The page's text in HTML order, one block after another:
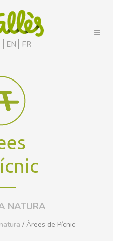
EN FR
NATURA
/ Àrees de Pícnic